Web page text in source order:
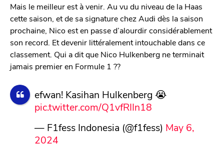
Mais le meilleur est à venir. Au vu du niveau de la Haas
cette saison, et de sa signature chez Audi dès la saison
prochaine, Nico est en passe d’alourdir considérablement
son record. Et devenir littéralement intouchable dans ce
classement. Qui a dit que Nico Hulkenberg ne terminait
jamais premier en Formule 1 ??
efwan! Kasihan Hulkenberg 😭
pic.twitter.com/Q1vfRIIn18
— F1fess Indonesia (@f1fess) May 6,
2024